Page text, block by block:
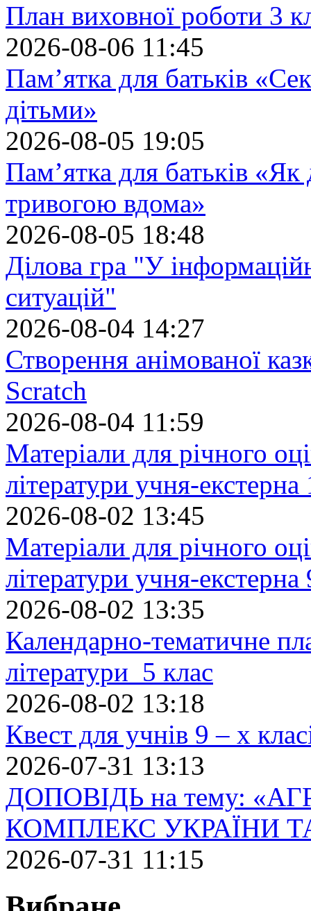
План виховної роботи 3
2026-08-06 11:45
Пам’ятка для батьків
дітьми»
2026-08-05 19:05
Пам’ятка для батьків
тривогою вдома»
2026-08-05 18:48
Ділова гра "У
ситуацій"
2026-08-04 14:27
Створення анімованої
Scratch
2026-08-04 11:59
Матеріали для річного
літератури учня-екстерна
2026-08-02 13:45
Матеріали для річного
літератури учня-екстерна
2026-08-02 13:35
Календарно-тематичне
літератури 5 клас
2026-08-02 13:18
Квест для учнів 9 – х
2026-07-31 13:13
ДОПОВІДЬ на тему:
КОМПЛЕКС УКРАЇНИ
2026-07-31 11:15